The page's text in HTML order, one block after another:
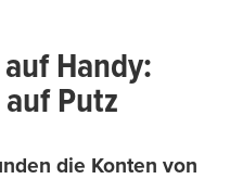
Handy:
Putz
die Konten von